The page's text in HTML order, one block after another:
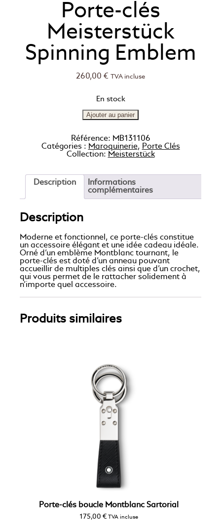
Porte-clés
Meisterstück
Spinning Emblem
260,00 € TVA incluse
En stock
Ajouter au panier
Référence: MB131106
Catégories : Maroquinerie, Porte Clés
Collection: Meisterstück
Description
Informations
complémentaires
Description
Moderne et fonctionnel, ce porte-clés constitue
un accessoire élégant et une idée cadeau idéale.
Orné d’un emblème Montblanc tournant, le
porte-clés est doté d’un anneau pouvant
accueillir de multiples clés ainsi que d’un crochet,
qui vous permet de le rattacher solidement à
n’importe quel accessoire.
Produits similaires
Porte-clés boucle Montblanc Sartorial
175,00 € TVA incluse